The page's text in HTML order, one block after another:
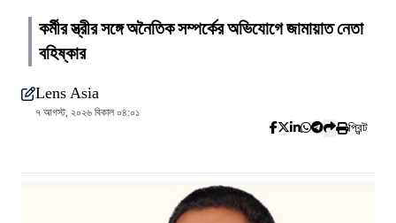
কর্মীর স্ত্রীর সঙ্গে অনৈতিক সম্পর্কের অভিযোগে জামায়াত নেতা
বহিষ্কার
Lens Asia
৭ আগস্ট, ২০২৬ বিকাল ০৪:০১
প্রিন্ট